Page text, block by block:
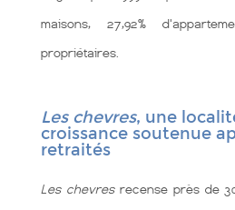
maisons, 27,92%
propriétaires.
Les chevres, une
croissance soutenue
retraités
Les chevresrecense près de